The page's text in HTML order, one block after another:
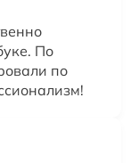
По
по